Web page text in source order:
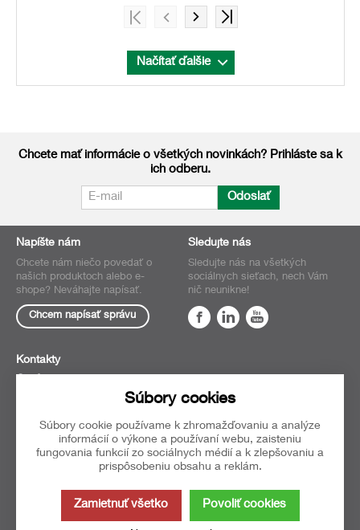
Načítať ďalšie
Chcete mať informácie o všetkých novinkách? Prihláste sa k
ich odberu.
Odoslať
Napíšte nám
Chcete nám niečo povedať o
našich produktoch alebo e-
shope? Neváhajte napísať.
Chcem napísať správu
Sledujte nás
Sledujte nás na všetkých
sociálnych sieťach, nech Vám
nič neunikne!
Kontakty
Oblúbené
cookies. Kliknite pre viac
informácií.
Súbory cookies
Súbory cookie používame k zhromažďovaniu a analýze
informácií o výkone a používaní webu, zaisteniu
fungovania funkcií zo sociálnych médií a k zlepšovaniu a
prispôsobeniu obsahu a reklám.
Zamietnuť všetko Povoliť cookies